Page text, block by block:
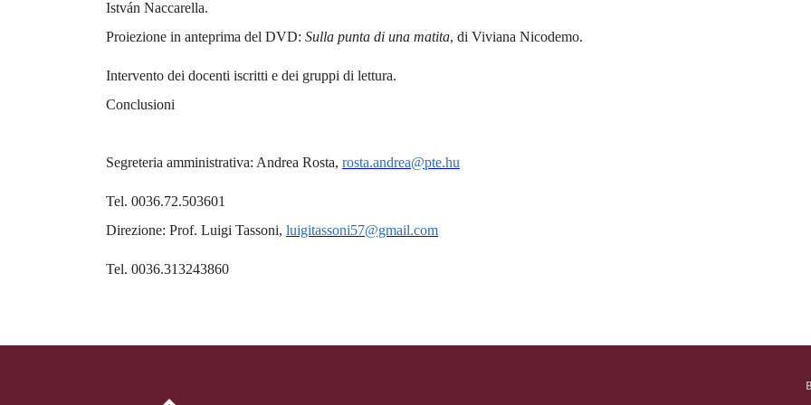
István Naccarella.
Proiezione in anteprima del DVD: Sulla punta di una matita, di Viviana Nicodemo.
Intervento dei docenti iscritti e dei gruppi di lettura.
Conclusioni
Segreteria amministrativa: Andrea Rosta, rosta.andrea@pte.hu
Tel. 0036.72.503601
Direzione: Prof. Luigi Tassoni, luigitassoni57@gmail.com
Tel. 0036.313243860